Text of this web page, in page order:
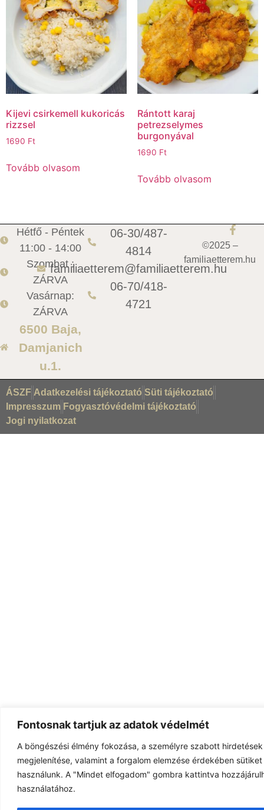
Fontosnak tartjuk az adatok védelmét
A böngészési élmény fokozása, a személyre szabott
megjelenítése, valamint a forgalom elemzése érdekében
használunk. A "Mindet elfogadom" gombra kattintva
használatához.
Kijevi csirkemell kukoricás
rizzsel
1690 Ft
Tovább olvasom
Rántott karaj
petrezselymes
burgonyával
1690 Ft
Tovább olvasom
Hétfő - Péntek
11:00 - 14:00
Szombat :
ZÁRVA
Vasárnap:
ZÁRVA
6500 Baja,
Damjanich
u.1.
06-30/487-
4814
familiaetterem@familiaetterem.hu
06-70/418-
4721
©2025 –
familiaetterem.hu
ÁSZF Adatkezelési tájékoztató Süti tájékoztató
Impresszum Fogyasztóvédelmi tájékoztató
Jogi nyilatkozat